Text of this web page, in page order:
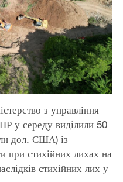
з управління
у середу виділили 50
дол. США) із
при стихійних лихах на
стихійних лих у